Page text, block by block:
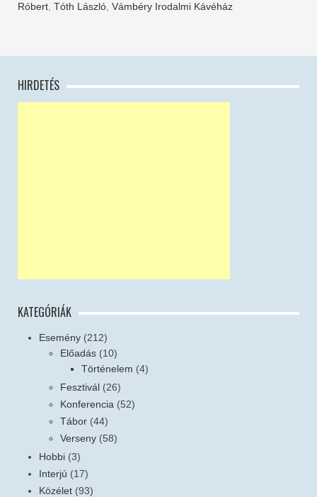
Róbert Tóth László Vámbéry Irodalmi Kávéház
HIRDETÉS
KATEGÓRIÁK
Esemény (212)
Előadás (10)
Történelem (4)
Fesztivál (26)
Konferencia (52)
Tábor (44)
Verseny (58)
Hobbi (3)
Interjú (17)
Közélet (93)